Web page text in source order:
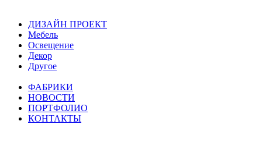
ДИЗАЙН ПРОЕКТ
Мебель
Освещение
Декор
Другое
ФАБРИКИ
НОВОСТИ
ПОРТФОЛИО
КОНТАКТЫ